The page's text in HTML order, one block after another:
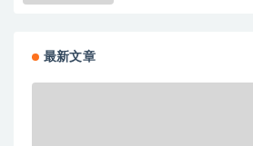
最新文章